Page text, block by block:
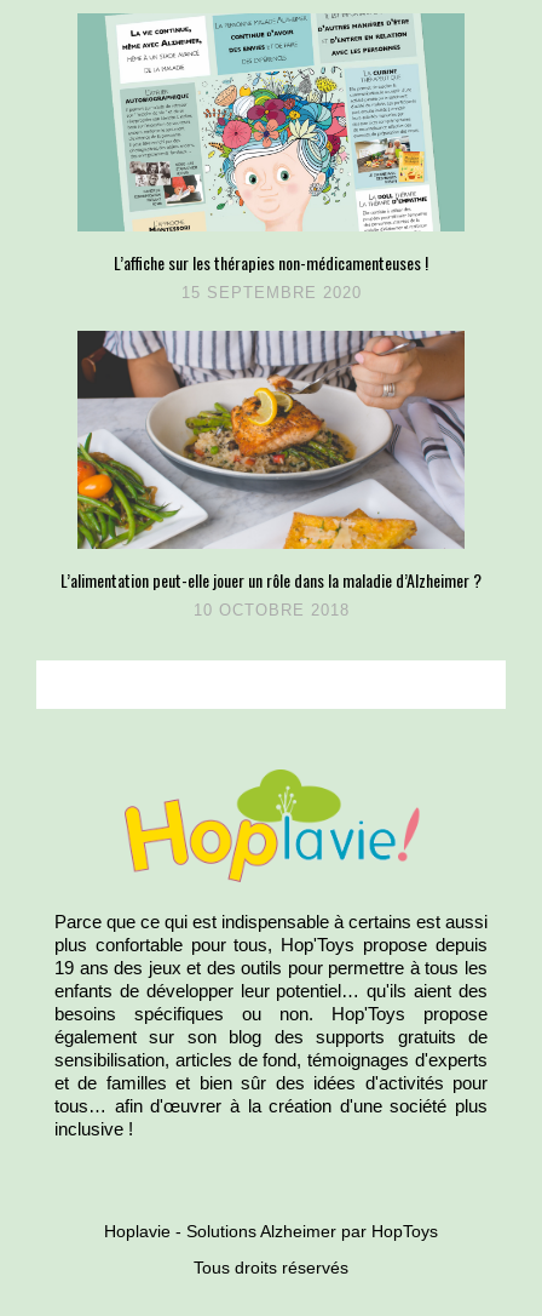
L’affiche sur les thérapies non-médicamenteuses !
15 SEPTEMBRE 2020
L’alimentation peut-elle jouer un rôle dans la maladie d’Alzheimer ?
10 OCTOBRE 2018
Parce que ce qui est indispensable à certains est aussi
plus confortable pour tous, Hop'Toys propose depuis
19 ans des jeux et des outils pour permettre à tous les
enfants de développer leur potentiel… qu'ils aient des
besoins spécifiques ou non. Hop'Toys propose
également sur son blog des supports gratuits de
sensibilisation, articles de fond, témoignages d'experts
et de familles et bien sûr des idées d'activités pour
tous… afin d'œuvrer à la création d'une société plus
inclusive !
Hoplavie - Solutions Alzheimer par HopToys
Tous droits réservés